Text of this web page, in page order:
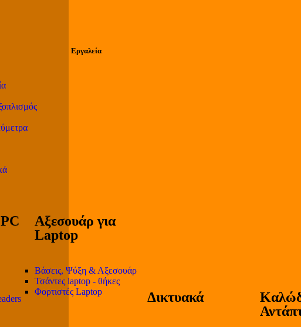
Εργαλεία
Αξεσουάρ για
Laptop
Βάσεις, Ψύξη & Αξεσουάρ
Τσάντες laptop - θήκες
Φορτιστές Laptop
Δικτυακά